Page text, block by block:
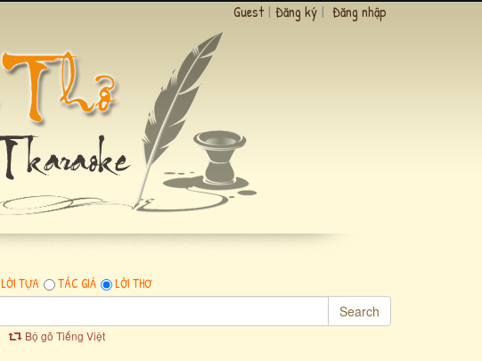
Guest | Đăng ký | Đăng nhập
LỜI TỰA TÁC GIẢ LỜI THƠ
Search
Bộ gõ Tiếng Việt